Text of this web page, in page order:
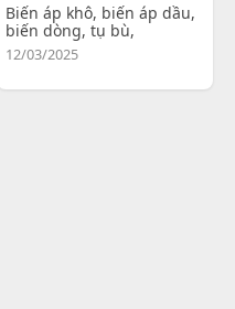
Biến áp khô, biến áp dầu,
biến dòng, tụ bù,
12/03/2025